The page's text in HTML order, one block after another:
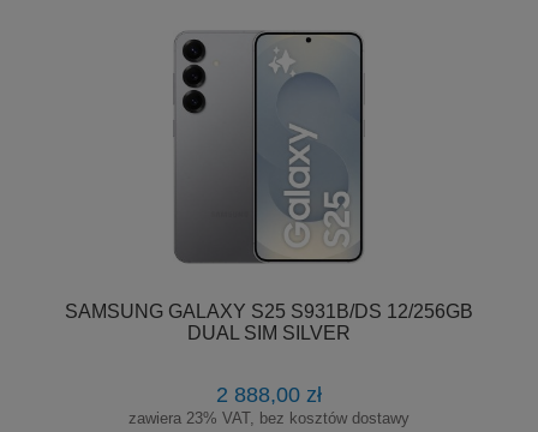
SAMSUNG GALAXY S25 S931B/DS 12/256GB
DUAL SIM SILVER
2 888,00 zł
zawiera 23% VAT, bez kosztów dostawy